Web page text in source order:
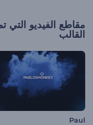
مقاطع الفيديو التي
القالب
Paul